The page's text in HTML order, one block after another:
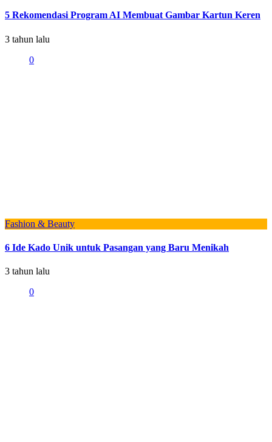
5 Rekomendasi Program AI Membuat Gambar Kartun Keren
3 tahun lalu
0
Fashion & Beauty
6 Ide Kado Unik untuk Pasangan yang Baru Menikah
3 tahun lalu
0